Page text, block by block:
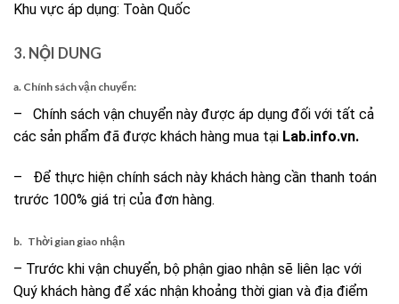
Khu vực áp dụng: Toàn Quốc
3. NỘI DUNG
a. Chính sách vận chuyển:
– Chính sách vận chuyển này được áp dụng đối với tất cả
các sản phẩm đã được khách hàng mua tại Lab.info.vn.
– Để thực hiện chính sách này khách hàng cần thanh toán
trước 100% giá trị của đơn hàng.
b. Thời gian giao nhận
– Trước khi vận chuyển, bộ phận giao nhận sẽ liên lạc với
Quý khách hàng để xác nhận khoảng thời gian và địa điểm